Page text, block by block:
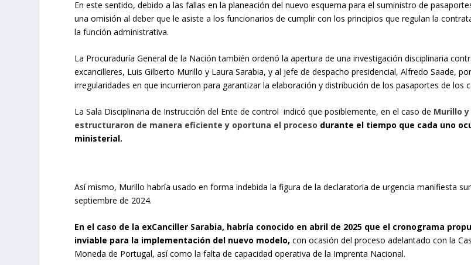
En este sentido, debido a las fallas en la planeación del nuevo esquema para el suministro de
una omisión al deber que le asiste a los funcionarios de cumplir con los principios que regulan la
la función administrativa.
La Procuraduría General de la Nación también ordenó la apertura de una investigación disciplinaria
excancilleres, Luis Gilberto Murillo y Laura Sarabia, y al jefe de despacho presidencial, Alfredo Saade,
irregularidades en que incurrieron para garantizar la elaboración y distribución de los pasaportes de los
La Sala Disciplinaria de Instrucción del Ente de control indicó que posiblemente, en el caso de Murillo y
estructuraron de manera eficiente y oportuna el proceso durante el tiempo que cada uno
ministerial.
Así mismo, Murillo habría usado en forma indebida la figura de la declaratoria de urgencia manifiesta
septiembre de 2024.
En el caso de la exCanciller Sarabia, habría conocido en abril de 2025 que el cronograma
inviable para la implementación del nuevo modelo,con ocasión del proceso adelantado con la
Moneda de Portugal, así como la falta de capacidad operativa de la Imprenta Nacional.